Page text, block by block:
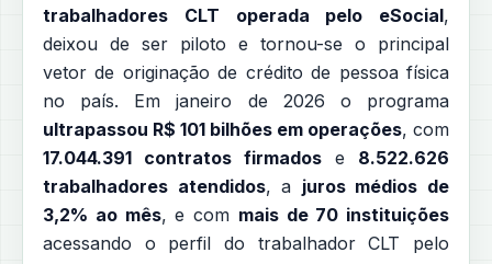
trabalhadores CLT operada pelo eSocial,
deixou de ser piloto e tornou-se o principal
vetor de originação de crédito de pessoa física
no país. Em janeiro de 2026 o programa
ultrapassou R$ 101 bilhões em operações, com
17.044.391 contratos firmados e 8.522.626
trabalhadores atendidos, a juros médios de
3,2% ao mês, e com mais de 70 instituições
acessando o perfil do trabalhador CLT pelo